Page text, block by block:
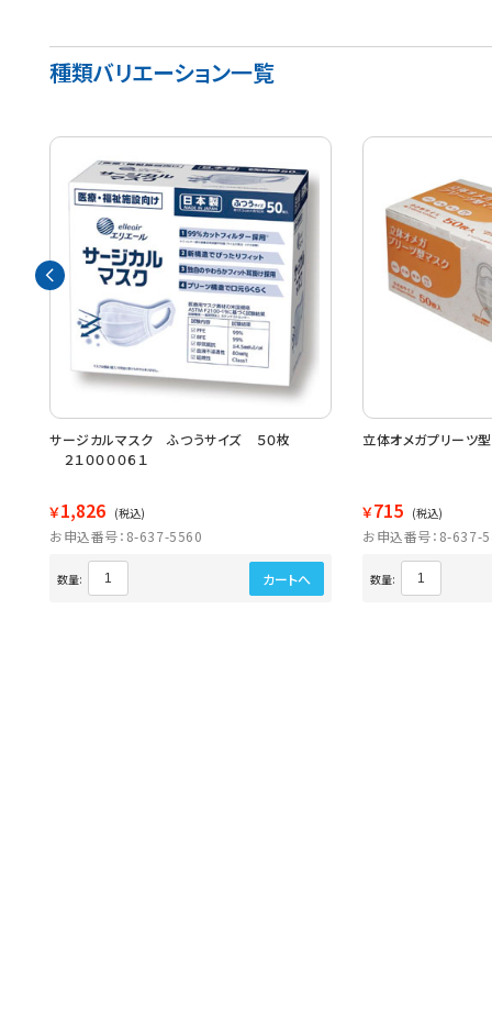
種類バリエーション一覧
サージカルマスク ふつうサイズ ５０枚
２１００００６１
￥1,826 (税込)
お申込番号：8-637-5560
数量: カートへ
立体オメガプリーツ
￥715 (税込)
お申込番号：8-637-
数量: